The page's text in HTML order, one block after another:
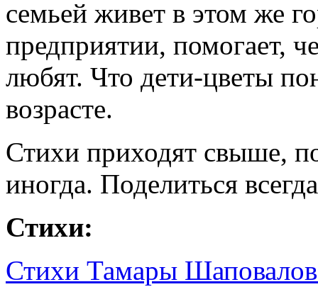
семьей живет в этом же
предприятии, помогает,
любят. Что дети-цветы
возрасте.
Стихи приходят свыше,
иногда. Поделиться
Стихи:
Стихи Тамары